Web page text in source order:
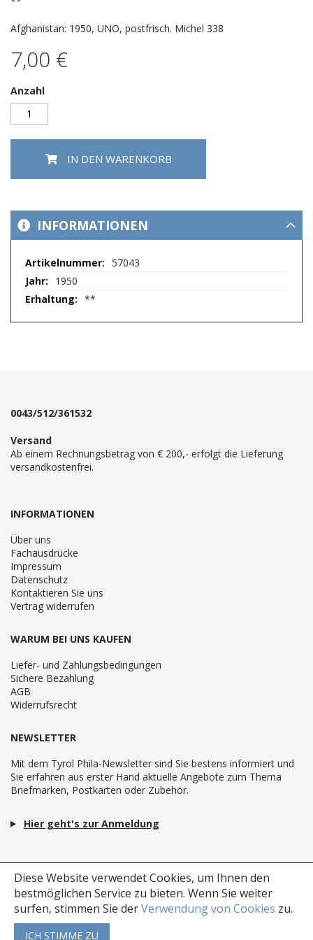
Diese Website verwendet Cookies, um Ihnen den
bestmöglichen Service zu bieten. Wenn Sie weiter
surfen, stimmen Sie derVerwendung von Cookies zu.
ICH STIMME ZU
Afghanistan: 1950, UNO, postfrisch. Michel 338
7,00 €
Anzahl
IN DEN WARENKORB
INFORMATIONEN
Mehr
57043
1950
**
0043/512/361532
Versand
Ab einem Rechnungsbetrag von € 200,- erfolgt die Lieferung
versandkostenfrei.
INFORMATIONEN
Über uns
Fachausdrücke
Impressum
Datenschutz
Kontaktieren Sie uns
Vertrag widerrufen
WARUM BEI UNS KAUFEN
Liefer- und Zahlungsbedingungen
Sichere Bezahlung
AGB
Widerrufsrecht
NEWSLETTER
Mit dem Tyrol Phila-Newsletter sind Sie bestens informiert und
Sie erfahren aus erster Hand aktuelle Angebote zum Thema
Briefmarken, Postkarten oder Zubehör.
Hier geht's zur Anmeldung
Copyright